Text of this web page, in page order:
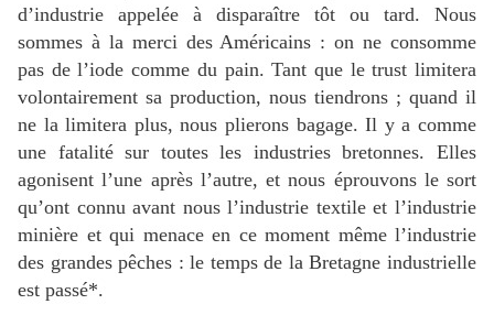
d’industrie appelée à disparaître tôt ou tard. Nous
sommes à la merci des Américains : on ne consomme
pas de l’iode comme du pain. Tant que le trust limitera
volontairement sa production, nous tiendrons ; quand il
ne la limitera plus, nous plierons bagage. Il y a comme
une fatalité sur toutes les industries bretonnes. Elles
agonisent l’une après l’autre, et nous éprouvons le sort
qu’ont connu avant nous l’industrie textile et l’industrie
minière et qui menace en ce moment même l’industrie
des grandes pêches : le temps de la Bretagne industrielle
est passé*.